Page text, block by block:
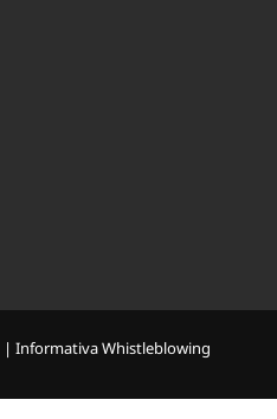
| Informativa Whistleblowing